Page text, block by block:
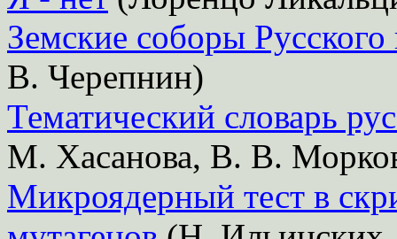
Земские соборы
В. Черепнин)
Тематический словарь
М. Хасанова, В. В.
Микроядерный тест в